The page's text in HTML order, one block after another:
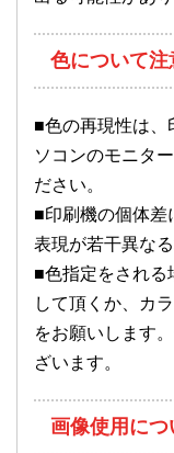
色について注
■色の再現性は、
ソコンのモニタ
ださい。
■印刷機の個体差
表現が若干異な
■色指定をされる
して頂くか、カ
をお願いします
ざいます。
画像使用につ